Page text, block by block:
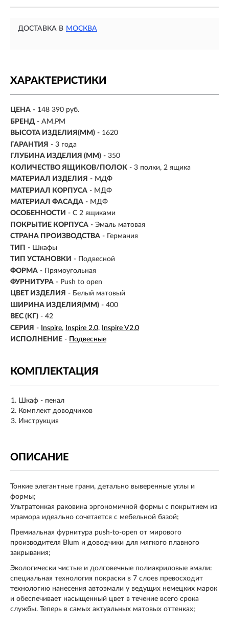
ДОСТАВКА В МОСКВА
ХАРАКТЕРИСТИКИ
ЦЕНА - 148 390 руб.
БРЕНД - AM.PM
ВЫСОТА ИЗДЕЛИЯ(ММ) - 1620
ГАРАНТИЯ - 3 года
ГЛУБИНА ИЗДЕЛИЯ (ММ) - 350
КОЛИЧЕСТВО ЯЩИКОВ/ПОЛОК - 3 полки, 2 ящика
МАТЕРИАЛ ИЗДЕЛИЯ - МДФ
МАТЕРИАЛ КОРПУСА - МДФ
МАТЕРИАЛ ФАСАДА - МДФ
ОСОБЕННОСТИ - С 2 ящиками
ПОКРЫТИЕ КОРПУСА - Эмаль матовая
СТРАНА ПРОИЗВОДСТВА - Германия
ТИП - Шкафы
ТИП УСТАНОВКИ -
Подвесной
ФОРМА - Прямоугольная
ФУРНИТУРА - Push to open
ЦВЕТ ИЗДЕЛИЯ - Белый матовый
ШИРИНА ИЗДЕЛИЯ(ММ) - 400
ВЕС (КГ) - 42
СЕРИЯ - Inspire Inspire 2.0
Inspire V2.0
ИСПОЛНЕНИЕ - Подвесные
КОМПЛЕКТАЦИЯ
Шкаф - пенал
Комплект доводчиков
Инструкция
ОПИСАНИЕ
Тонкие элегантные грани, детально выверенные углы и
формы;
Ультратонкая раковина эргономичной формы с покрытием из
мрамора идеально сочетается с мебельной базой;
Премиальная фурнитура push-to-open от мирового
производителя Blum и доводчики для мягкого плавного
закрывания;
Экологически чистые и долговечные полиакриловые эмали:
специальная технология покраски в 7 слоев превосходит
технологию нанесения автоэмали у ведущих немецких марок
и обеспечивает насыщенный цвет в течение всего срока
службы. Теперь в самых актуальных матовых оттенках;